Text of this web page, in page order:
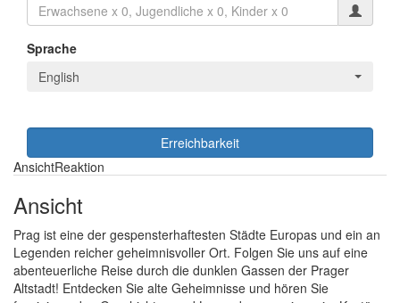
Sprache
English
Erreichbarkeit
AnsichtReaktion
Ansicht
Prag ist eine der gespensterhaftesten Städte Europas und ein an
Legenden reicher geheimnisvoller Ort. Folgen Sie uns auf eine
abenteuerliche Reise durch die dunklen Gassen der Prager
Altstadt! Entdecken Sie alte Geheimnisse und hören Sie